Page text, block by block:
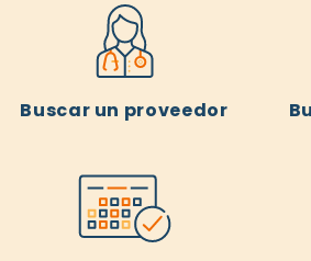
Buscar un proveedor